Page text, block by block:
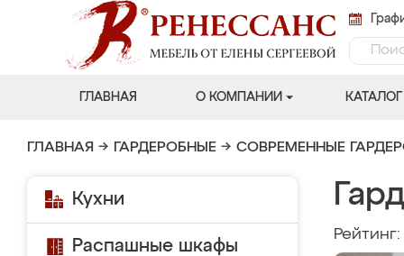
ГЛАВНАЯ О КОМПАНИИ КАТАЛОГ
ГЛАВНАЯ → ГАРДЕРОБНЫЕ → СОВРЕМЕННЫЕ
Кухни
Распашные шкафы
Рейтинг: